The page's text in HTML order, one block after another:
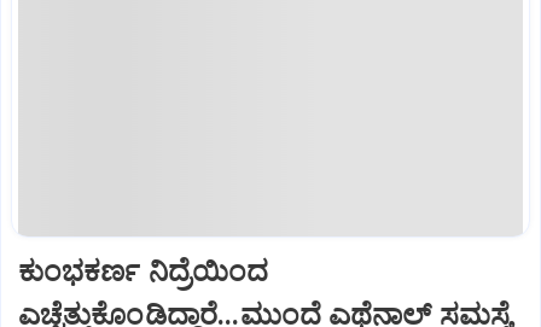
ಕುಂಭಕರ್ಣ ನಿದ್ರೆಯಿಂದ
ಎಚ್ಚೆತ್ತುಕೊಂಡಿದ್ದಾರೆ...ಮುಂದೆ ಎಥೆನಾಲ್ ಸಮಸ್ಯೆ